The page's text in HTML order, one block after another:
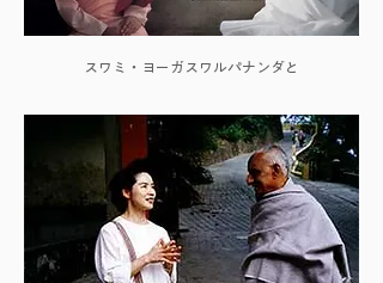
スワミ・ヨーガスワルパナンダと